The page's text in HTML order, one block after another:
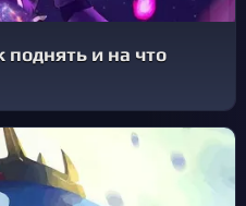
поднять и на что